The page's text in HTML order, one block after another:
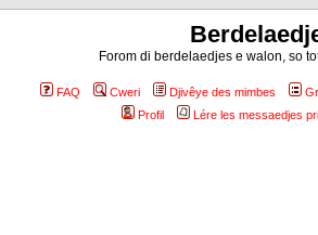
Forom di berdelaedjes e walon, so
FAQ Cweri Djivêye des mimbes
Profil
Lére les messaedjes